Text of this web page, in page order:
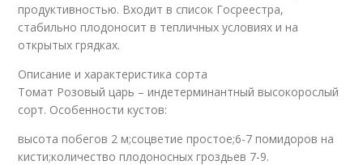
продуктивностью. Входит в список Госреестра,
стабильно плодоносит в тепличных условиях и на
открытых грядках.
Описание и характеристика сорта
Томат Розовый царь – индетерминантный высокорослый
сорт. Особенности кустов:
высота побегов 2 м;соцветие простое;6-7 помидоров на
кисти;количество плодоносных гроздьев 7-9.